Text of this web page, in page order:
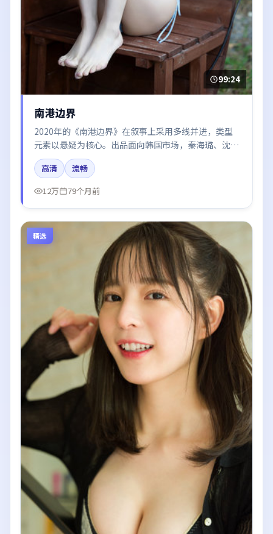
99:24
南港边界
2020年的《南港边界》在叙事上采用多线并进，类型
元素以悬疑为核心。出品面向韩国市场，秦海璐、沈
腾、廖凡、周冬雨、周迅所饰角色推动关键反转，结尾
留白引发讨论。
高清
流畅
12万
79个月前
精选